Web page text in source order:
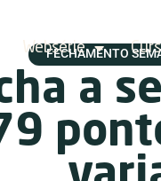
Websérie
FECHAMENTO
a